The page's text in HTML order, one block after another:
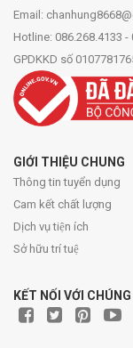
Email:
Hotline: 086.268.4133 -
GPDKKD số
GIỚI THIỆU CHUNG
Thông tin tuyển dụng
Cam kết chất lượng
Dịch vụ tiện ích
Sở hữu trí tuệ
KẾT NỐI VỚI CHÚNG